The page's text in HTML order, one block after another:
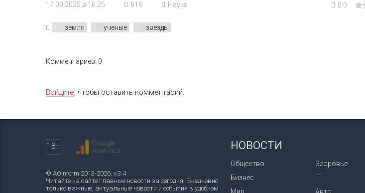
17.09.2025 в 16:25 616 Наука 0.0
земля ученые звезды
Комментариев: 0
Войдите, чтобы оставить комментарий.
18+
© AOinform 2013-2026. v.3.4
Читайте на сайте главные новости за сегодня. Ежедневно
только важные, актуальные новости и события в удобном
НОВОСТИ
Общество
Бизнес
Здоровье
IT